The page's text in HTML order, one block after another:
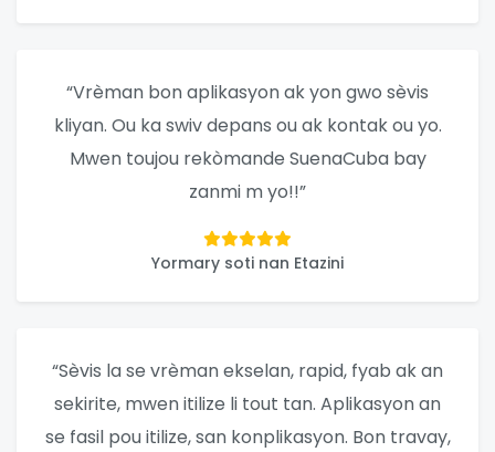
“Vrèman bon aplikasyon ak yon gwo sèvis
kliyan. Ou ka swiv depans ou ak kontak ou yo.
Mwen toujou rekòmande SuenaCuba bay
zanmi m yo!!”
Yormary soti nan Etazini
“Sèvis la se vrèman ekselan, rapid, fyab ak an
sekirite, mwen itilize li tout tan. Aplikasyon an
se fasil pou itilize, san konplikasyon. Bon travay,